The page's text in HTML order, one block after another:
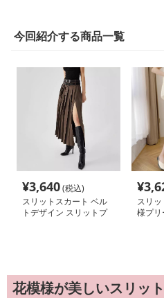
今回紹介する商品一覧
¥3,640(税込)
スリットスカート ベル
トデザイン スリットプ
¥
スリ
様プ
花模様が美しいスリッ